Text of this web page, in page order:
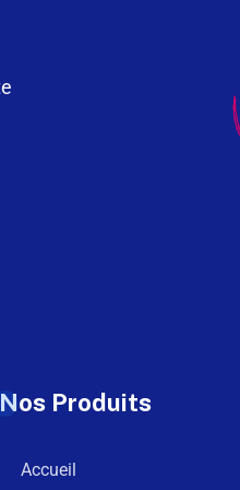
Nos Produits
Accueil